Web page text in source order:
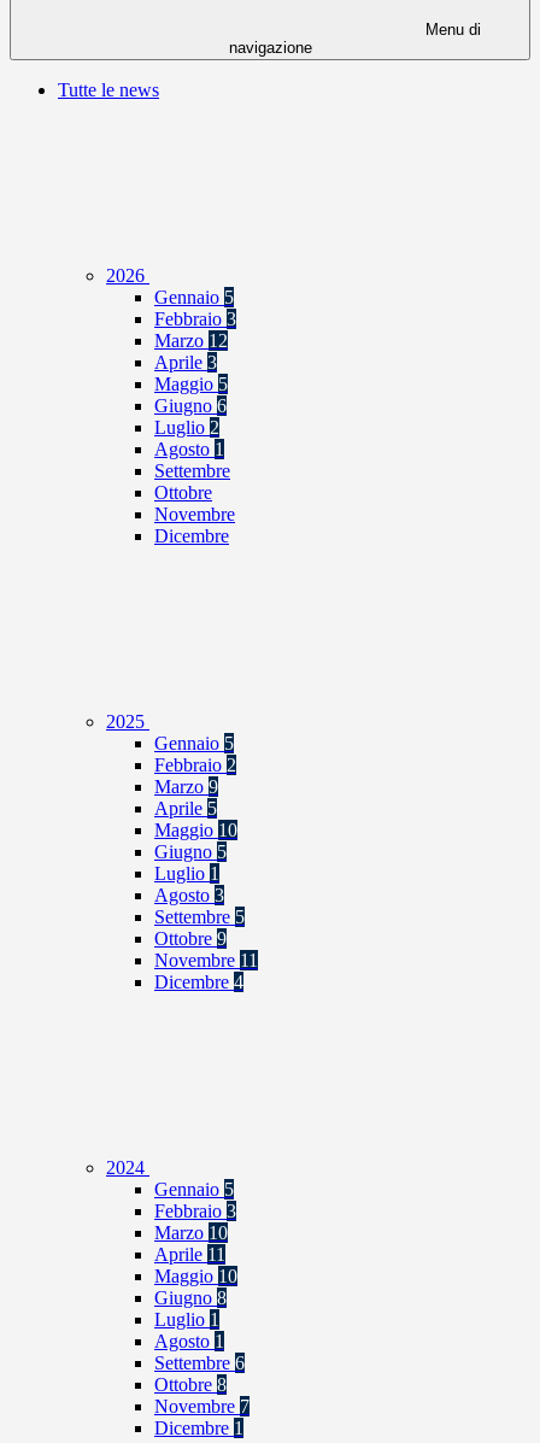
Menu di
navigazione
Tutte le news
2026
Gennaio 5
Febbraio 3
Marzo 12
Aprile 3
Maggio 5
Giugno 6
Luglio 2
Agosto 1
Settembre
Ottobre
Novembre
Dicembre
2025
Gennaio 5
Febbraio 2
Marzo 9
Aprile 5
Maggio 10
Giugno 5
Luglio 1
Agosto 3
Settembre 5
Ottobre 9
Novembre 11
Dicembre 4
2024
Gennaio 5
Febbraio 3
Marzo 10
Aprile 11
Maggio 10
Giugno 8
Luglio 1
Agosto 1
Settembre 6
Ottobre 8
Novembre 7
Dicembre 1